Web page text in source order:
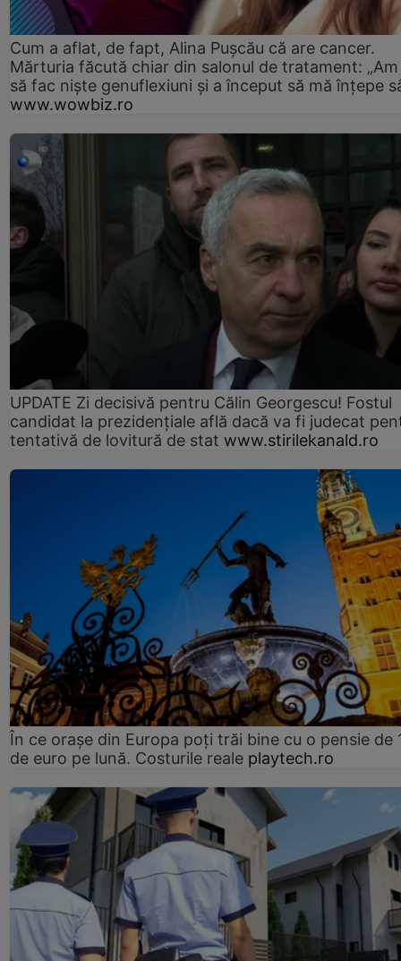
Cum a aflat, de fapt, Alina Pușcău că are cancer.
Mărturia făcută chiar din salonul de tratament:
să fac niște genuflexiuni și a început să mă înțepe
www.wowbiz.ro
UPDATE Zi decisivă pentru Călin Georgescu! Fostul
candidat la prezidențiale află dacă va fi judecat
tentativă de lovitură de stat www.stirilekanald.ro
În ce orașe din Europa poți trăi bine cu o pensie de
de euro pe lună. Costurile reale playtech.ro